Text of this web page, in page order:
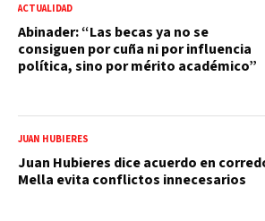
ACTUALIDAD
Abinader: “Las becas ya no se
consiguen por cuña ni por influencia
política, sino por mérito académico”
JUAN HUBIERES
Juan Hubieres dice acuerdo en
Mella evita conflictos innecesarios